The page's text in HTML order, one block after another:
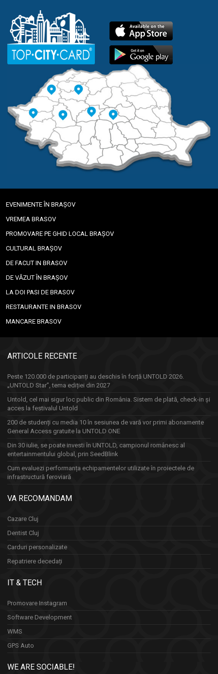
EVENIMENTE ÎN BRAȘOV
VREMEA BRASOV
PROMOVARE PE GHID LOCAL BRAȘOV
CULTURAL BRAȘOV
DE FACUT IN BRASOV
DE VĂZUT ÎN BRAȘOV
LA DOI PASI DE BRASOV
RESTAURANTE IN BRASOV
MANCARE BRASOV
ARTICOLE RECENTE
Peste 120.000 de participanți au deschis în forță UNTOLD 2026.
„UNTOLD Star”, tema ediției din 2027
Untold, cel mai sigur loc public din România. Sistem de plată, check-in și
acces la festivalul Untold
200 de studenți cu media 10 în sesiunea de vară vor primi abonamente
General Access gratuite la UNTOLD ONE
Din 30 iulie, se poate investi în UNTOLD, campionul românesc al
entertainmentului global, prin SeedBlink
Cum evaluezi performanța echipamentelor utilizate în proiectele de
infrastructură feroviară
VA RECOMANDAM
Cazare Cluj
Dentist Cluj
Carduri personalizate
Repatriere decedați
IT & TECH
Promovare Instagram
Software Development
WMS
GPS Auto
WE ARE SOCIABLE!